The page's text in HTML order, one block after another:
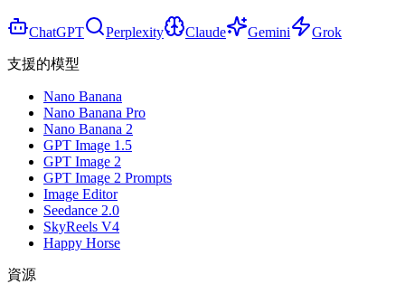
ChatGPT Perplexity Claude Gemini Grok
支援的模型
Nano Banana
Nano Banana Pro
Nano Banana 2
GPT Image 1.5
GPT Image 2
GPT Image 2 Prompts
Image Editor
Seedance 2.0
SkyReels V4
Happy Horse
資源